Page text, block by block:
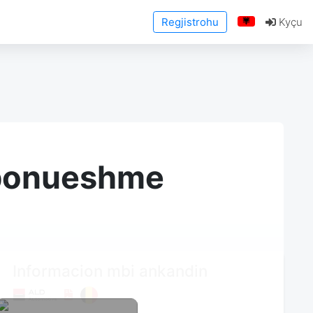
Regjistrohu Kyçu